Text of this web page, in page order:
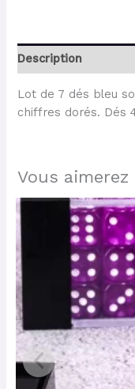
Description
Lot de 7 dés bleu
chiffres dorés. Dés
Vous